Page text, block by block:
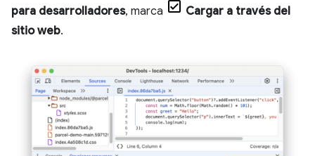
para desarrolladores, marca
Cargar a través del
sitio web.